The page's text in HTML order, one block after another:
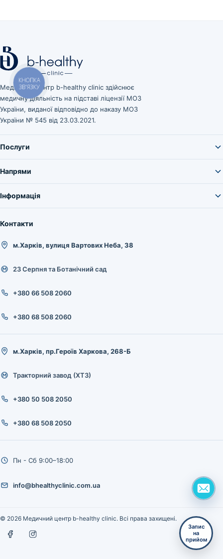
Медичний центр b-healthy clinic здійснює
медичну діяльність на підставі ліцензії МОЗ
України, виданої відповідно до наказу МОЗ
України № 545 від 23.03.2021.
Послуги
Напрями
Інформація
Контакти
м.Харків, вулиця Вартових Неба, 38
23 Серпня та Ботанічний сад
+380 66 508 2060
+380 68 508 2060
м.Харків, пр.Героїв Харкова, 268-Б
Тракторний завод (ХТЗ)
+380 50 508 2050
+380 68 508 2050
Пн - Сб 9:00–18:00
info@bhealthyclinic.com.ua
© 2026 Медичний центр b-healthy clinic. Всі права захищені.
Запис
на
прийом
КНОПКА
ЗВ'ЯЗКУ